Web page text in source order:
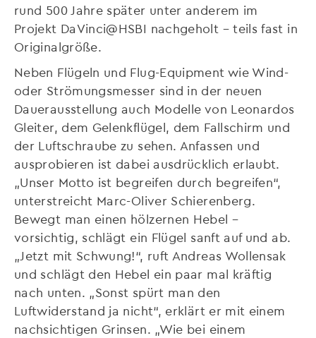
rund 500 Jahre später unter anderem im
Projekt DaVinci@HSBI nachgeholt – teils fast in
Originalgröße.
Neben Flügeln und Flug-Equipment wie Wind-
oder Strömungsmesser sind in der neuen
Dauerausstellung auch Modelle von Leonardos
Gleiter, dem Gelenkflügel, dem Fallschirm und
der Luftschraube zu sehen. Anfassen und
ausprobieren ist dabei ausdrücklich erlaubt.
„Unser Motto ist begreifen durch begreifen“,
unterstreicht Marc-Oliver Schierenberg.
Bewegt man einen hölzernen Hebel –
vorsichtig, schlägt ein Flügel sanft auf und ab.
„Jetzt mit Schwung!“, ruft Andreas Wollensak
und schlägt den Hebel ein paar mal kräftig
nach unten. „Sonst spürt man den
Luftwiderstand ja nicht“, erklärt er mit einem
nachsichtigen Grinsen. „Wie bei einem